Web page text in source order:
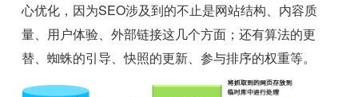
心优化，因为SEO涉及到的不止是网站结构、内容质
量、用户体验、外部链接这几个方面；还有算法的更
替、蜘蛛的引导、快照的更新、参与排序的权重等。